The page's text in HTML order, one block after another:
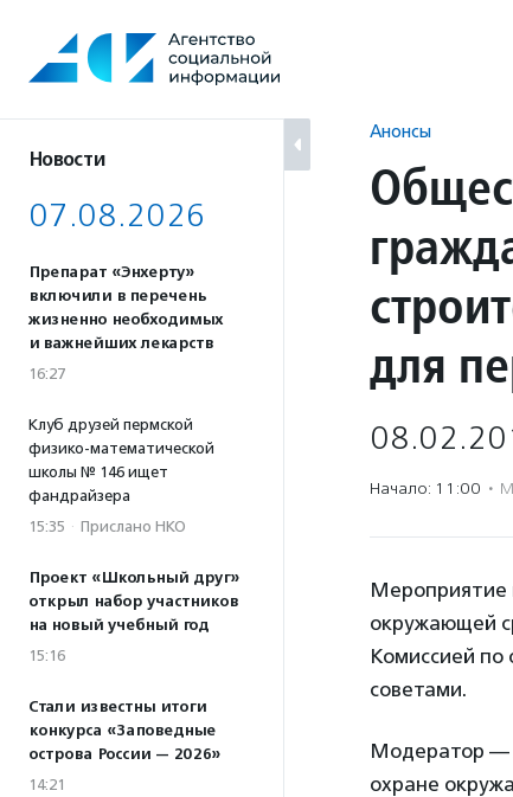
содержанию
Новости
07.08.2026
Препарат «Энхерту»
включили в перечень
жизненно необходимых
и важнейших лекарств
16:27
Клуб друзей пермской
физико-математической
школы № 146 ищет
фандрайзера
15:35 · Прислано НКО
Проект «Школьный друг»
открыл набор участников
на новый учебный год
15:16
Стали известны итоги
конкурса «Заповедные
острова России — 2026»
14:21
Анонсы
для
Начало: 11:00 ·
Мероприятие
окружающей
Комиссией
советами.
Модератор —
охране